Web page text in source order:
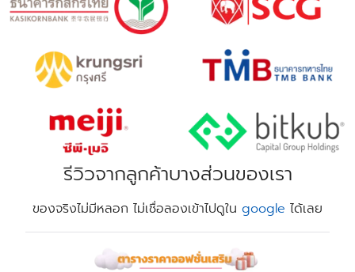
รีวิวจากลูกค้าบางส่วนของเรา
ของจริงไม่มีหลอก ไม่เชื่อลองเข้าไปดูใน google ได้เลย